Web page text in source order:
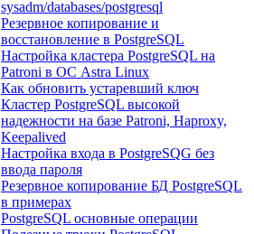
sysadm/databases/postgresql
Резервное копирование и
восстановление в PostgreSQL
Настройка кластера PostgreSQL на
Patroni в ОС Astra Linux
Как обновить устаревший ключ
Кластер PostgreSQL высокой
надежности на базе Patroni, Haproxy,
Keepalived
Настройка входа в PostgreSQG без
ввода пароля
Резервное копирование БД PostgreSQL
в примерах
PostgreSQL основные операции